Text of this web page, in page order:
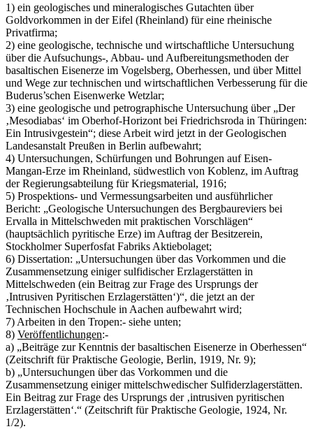
1) ein geologisches und mineralogisches Gutachten über
Goldvorkommen in der Eifel (Rheinland) für eine rheinische
Privatfirma;
2) eine geologische, technische und wirtschaftliche Untersuchung
über die Aufsuchungs-, Abbau- und Aufbereitungsmethoden der
basaltischen Eisenerze im Vogelsberg, Oberhessen, und über Mittel
und Wege zur technischen und wirtschaftlichen Verbesserung für die
Buderus’schen Eisenwerke Wetzlar;
3) eine geologische und petrographische Untersuchung über „Der
‚Mesodiabas‘ im Oberhof-Horizont bei Friedrichsroda in Thüringen:
Ein Intrusivgestein“; diese Arbeit wird jetzt in der Geologischen
Landesanstalt Preußen in Berlin aufbewahrt;
4) Untersuchungen, Schürfungen und Bohrungen auf Eisen-
Mangan-Erze im Rheinland, südwestlich von Koblenz, im Auftrag
der Regierungsabteilung für Kriegsmaterial, 1916;
5) Prospektions- und Vermessungsarbeiten und ausführlicher
Bericht: „Geologische Untersuchungen des Bergbaureviers bei
Ervalla in Mittelschweden mit praktischen Vorschlägen“
(hauptsächlich pyritische Erze) im Auftrag der Besitzerein,
Stockholmer Superfosfat Fabriks Aktiebolaget;
6) Dissertation: „Untersuchungen über das Vorkommen und die
Zusammensetzung einiger sulfidischer Erzlagerstätten in
Mittelschweden (ein Beitrag zur Frage des Ursprungs der
‚Intrusiven Pyritischen Erzlagerstätten‘)“, die jetzt an der
Technischen Hochschule in Aachen aufbewahrt wird;
7) Arbeiten in den Tropen:- siehe unten;
8) Veröffentlichungen:-
a) „Beiträge zur Kenntnis der basaltischen Eisenerze in Oberhessen“
(Zeitschrift für Praktische Geologie, Berlin, 1919, Nr. 9);
b) „Untersuchungen über das Vorkommen und die
Zusammensetzung einiger mittelschwedischer Sulfiderzlagerstätten.
Ein Beitrag zur Frage des Ursprungs der ‚intrusiven pyritischen
Erzlagerstätten‘.“ (Zeitschrift für Praktische Geologie, 1924, Nr.
1/2).